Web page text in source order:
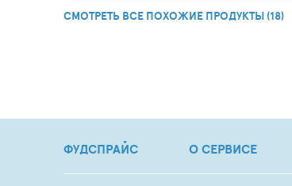
СМОТРЕТЬ ВСЕ ПОХОЖИЕ ПРОДУКТЫ (18)
ФУДСПРАЙС О СЕРВИСЕ